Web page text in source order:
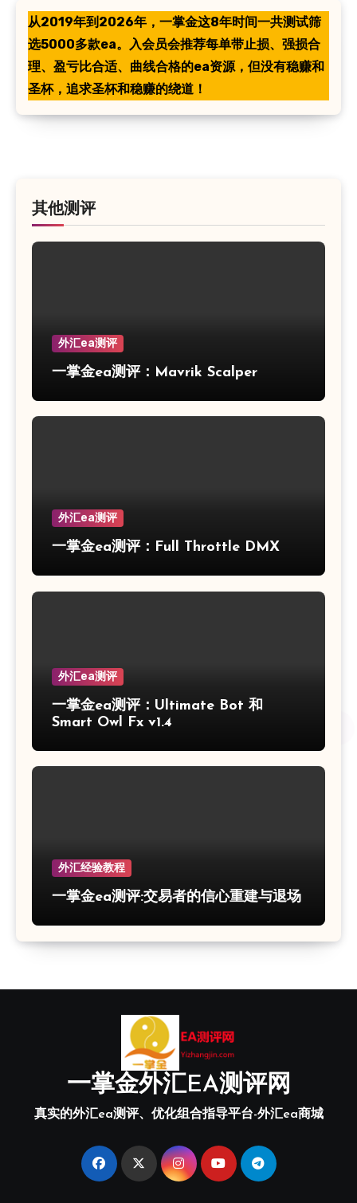
从2019年到2026年，一掌金这8年时间一共测试筛
选5000多款ea。入会员会推荐每单带止损、强损合
理、盈亏比合适、曲线合格的ea资源，但没有稳赚和
圣杯，追求圣杯和稳赚的绕道！
其他测评
外汇ea测评
一掌金ea测评：Mavrik Scalper
外汇ea测评
一掌金ea测评：Full Throttle DMX
外汇ea测评
一掌金ea测评：Ultimate Bot 和
Smart Owl Fx v1.4
外汇经验教程
一掌金ea测评:交易者的信心重建与退场
一掌金外汇EA测评网
真实的外汇ea测评、优化组合指导平台-外汇ea商城